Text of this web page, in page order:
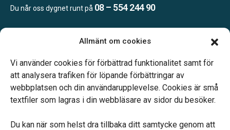
Allmänt om cookies
Vi använder cookies för förbättrad funktionalitet samt för
att analysera trafiken för löpande förbättringar av
webbplatsen och din användarupplevelse. Cookies är små
textfiler som lagras i din webbläsare av sidor du besöker.
Du kan när som helst dra tillbaka ditt samtycke genom att
Du når oss dygnet runt på 08 – 554 244 90
Mån & Ons: 13.30 – 16.30
Annan tid efter överenskommelse